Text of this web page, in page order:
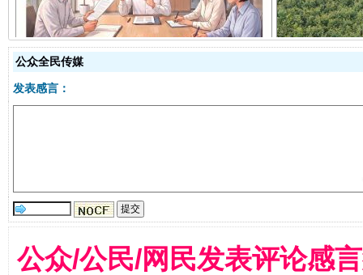
揭开“小金库”的免责幌子
受贿1.44亿！段成刚被判无期 从幼
公众全民传媒
发表感言：
公众/公民/网民发表评论感